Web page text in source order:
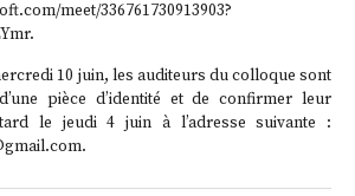
meet/336761730913903?
.
10 juin, les auditeurs du colloque sont
pièce d’identité et de confirmer leur
le jeudi 4 juin à l’adresse suivante :
.